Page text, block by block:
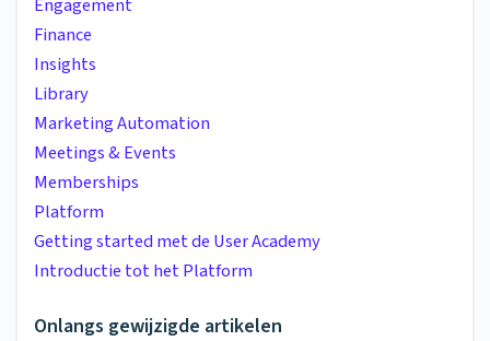
Engagement
Finance
Insights
Library
Marketing Automation
Meetings & Events
Memberships
Platform
Getting started met de User Academy
Introductie tot het Platform
Onlangs gewijzigde artikelen